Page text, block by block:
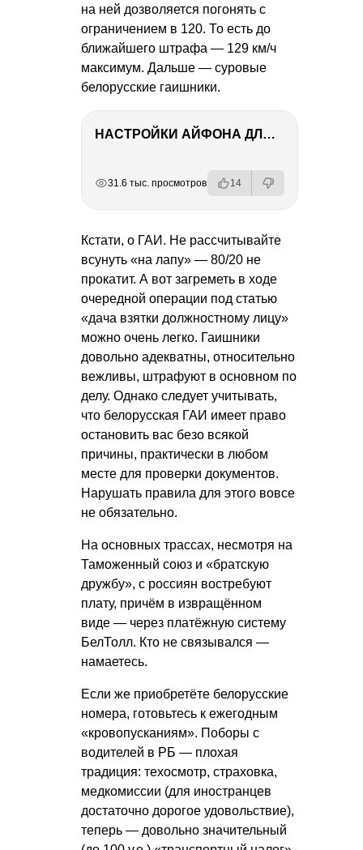
на ней дозволяется погонять с
ограничением в 120. То есть до
ближайшего штрафа — 129 км/ч
максимум. Дальше — суровые
белорусские гаишники.
НАСТРОЙКИ АЙФОНА ДЛЯ ФОТО И ВИДЕО
31.6 тыс. просмотров 14
Кстати, о ГАИ. Не рассчитывайте
всунуть «на лапу» — 80/20 не
прокатит. А вот загреметь в ходе
очередной операции под статью
«дача взятки должностному лицу»
можно очень легко. Гаишники
довольно адекватны, относительно
вежливы, штрафуют в основном по
делу. Однако следует учитывать,
что белорусская ГАИ имеет право
остановить вас безо всякой
причины, практически в любом
месте для проверки документов.
Нарушать правила для этого вовсе
не обязательно.
На основных трассах, несмотря на
Таможенный союз и «братскую
дружбу», с россиян востребуют
плату, причём в извращённом
виде — через платёжную систему
БелТолл. Кто не связывался —
намаетесь.
Если же приобретёте белорусские
номера, готовьтесь к ежегодным
«кровопусканиям». Поборы с
водителей в РБ — плохая
традиция: техосмотр, страховка,
медкомиссии (для иностранцев
достаточно дорогое удовольствие),
теперь — довольно значительный